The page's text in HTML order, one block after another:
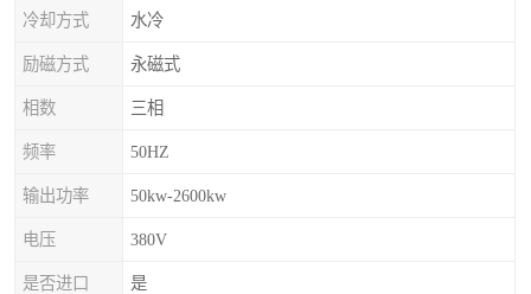
冷却方式 水冷
励磁方式 永磁式
相数 三相
频率 50HZ
输出功率 50kw-2600kw
电压 380V
是否进口 是